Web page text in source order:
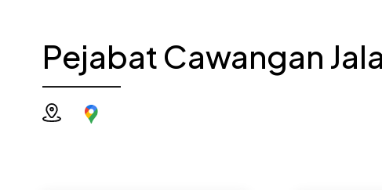
Pejabat Cawangan